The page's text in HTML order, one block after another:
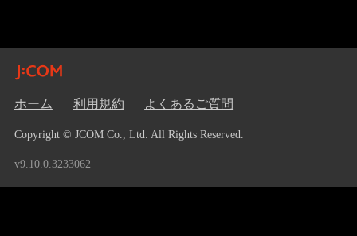
ホーム 利用規約 よくあるご質問
Copyright © JCOM Co., Ltd. All Rights Reserved.
v9.10.0.3233062